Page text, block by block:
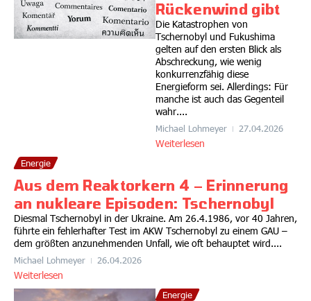
Rückenwind gibt
Die Katastrophen von
Tschernobyl und Fukushima
gelten auf den ersten Blick als
Abschreckung, wie wenig
konkurrenzfähig diese
Energieform sei. Allerdings: Für
manche ist auch das Gegenteil
wahr....
Michael Lohmeyer 27.04.2026
Weiterlesen
Energie
Aus dem Reaktorkern 4 – Erinnerung
an nukleare Episoden: Tschernobyl
Diesmal Tschernobyl in der Ukraine. Am 26.4.1986, vor 40 Jahren,
führte ein fehlerhafter Test im AKW Tschernobyl zu einem GAU –
dem größten anzunehmenden Unfall, wie oft behauptet wird....
Michael Lohmeyer 26.04.2026
Weiterlesen
Energie